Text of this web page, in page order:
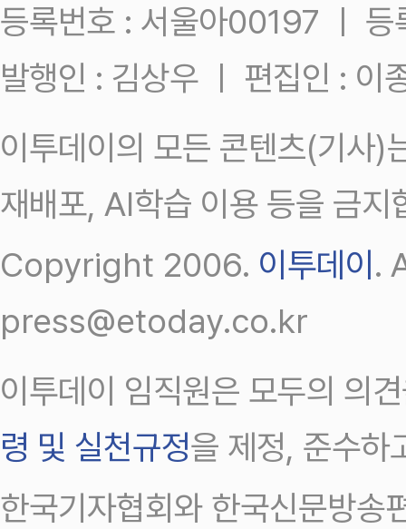
등록번호 : 서울아00197 ㅣ
발행인 : 김상우 ㅣ 편집인 : 이
이투데이의 모든 콘텐츠(기사)
재배포, AI학습 이용 등을 금지
Copyright 2006. 이투데이.
press@etoday.co.kr
이투데이 임직원은 모두의 의
령 및 실천규정을 제정, 준수하
한국기자협회와 한국신문방송